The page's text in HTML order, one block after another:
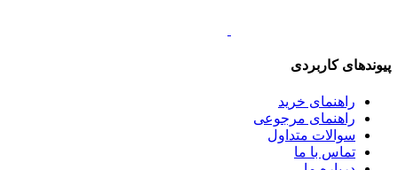
پیوندهای کاربردی
راهنمای خرید
راهنمای مرجوعی
سوالات متداول
تماس با ما